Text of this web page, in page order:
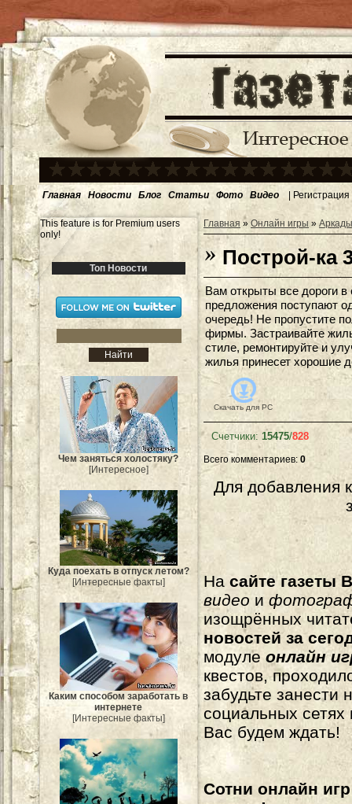
Главная Новости Блог Статьи Фото Видео | Регистрация
This feature is for Premium users
only!
Топ Новости
Чем заняться холостяку?
[Интересное]
Куда поехать в отпуск летом?
[Интересные факты]
Каким способом заработать в
интернете
[Интересные факты]
Главная » Онлайн игры »
Построй-ка
Вам открыты все дороги
предложения поступают
очередь! Не пропустите
фирмы. Застраивайте
стиле, ремонтируйте и
жилья принесет хорошие
Скачать для PC
Счетчики: 15475/828
Всего комментариев: 0
Для добавления
На сайте газеты
видеои
изощрённых
новостей за
модуле онлайн
квестов,
забудьте
социальных
Вас будем ждать!
Сотни онлайн